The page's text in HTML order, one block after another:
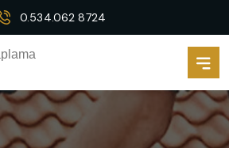
0.534.062 8724